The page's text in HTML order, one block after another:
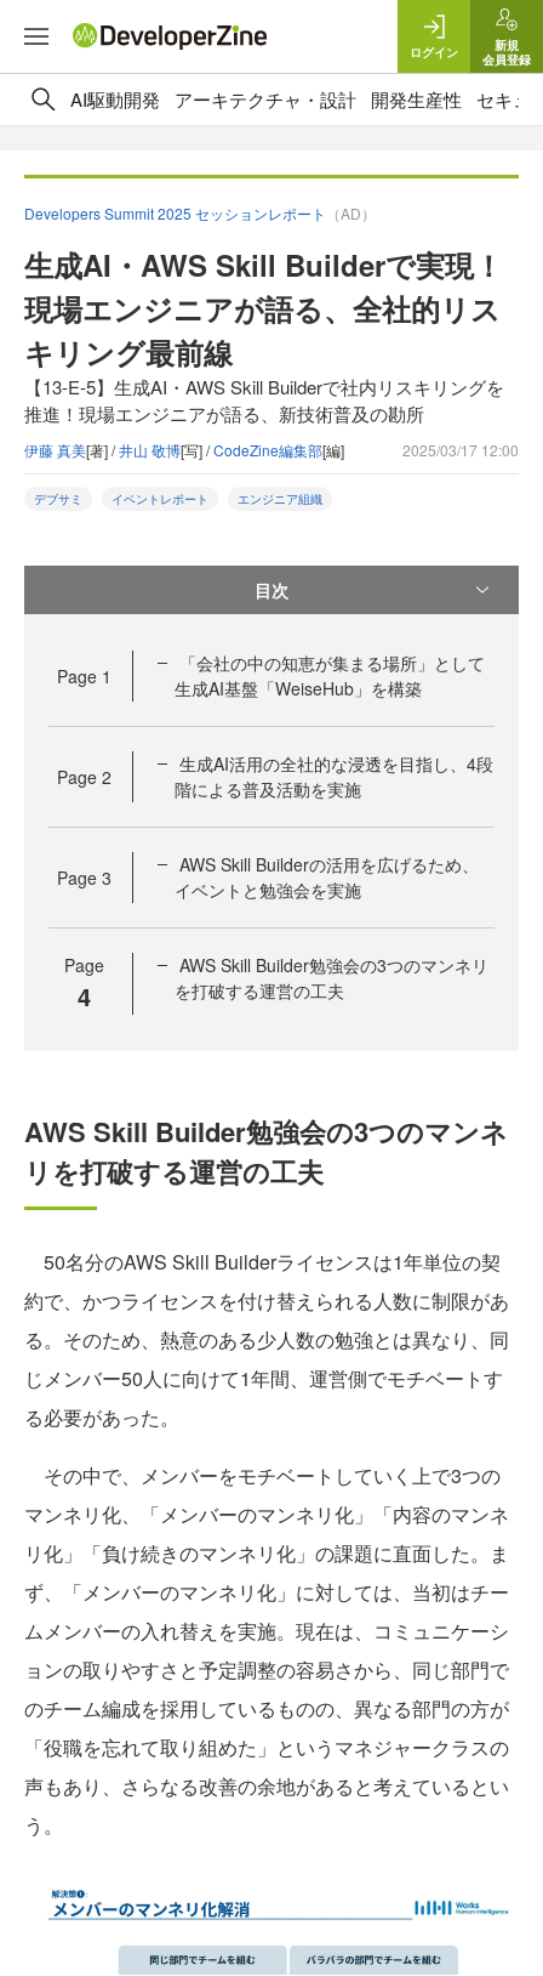
ログイン
新規
会員登録
AI駆動開発 アーキテクチャ・設計 開発生産性 セキュ
Developers Summit 2025 セッションレポート （AD）
生成AI・AWS Skill Builderで実現！
現場エンジニアが語る、全社的リス
キリング最前線
【13-E-5】生成AI・AWS Skill Builderで社内リスキリングを
推進！現場エンジニアが語る、新技術普及の勘所
伊藤 真美[著] /井山 敬博[写] /CodeZine編集部[編] 2025/03/17 12:00
デブサミ イベントレポート エンジニア組織
目次
Page 1
「会社の中の知恵が集まる場所」として
生成AI基盤「WeiseHub」を構築
Page 2
生成AI活用の全社的な浸透を目指し、4段
階による普及活動を実施
Page 3
AWS Skill Builderの活用を広げるため、
イベントと勉強会を実施
Page
4
AWS Skill Builder勉強会の3つのマンネリ
を打破する運営の工夫
AWS Skill Builder勉強会の3つのマンネ
リを打破する運営の工夫
50名分のAWS Skill Builderライセンスは1年単位の契
約で、かつライセンスを付け替えられる人数に制限があ
る。そのため、熱意のある少人数の勉強とは異なり、同
じメンバー50人に向けて1年間、運営側でモチベートす
る必要があった。
その中で、メンバーをモチベートしていく上で3つの
マンネリ化、「メンバーのマンネリ化」「内容のマンネ
リ化」「負け続きのマンネリ化」の課題に直面した。ま
ず、「メンバーのマンネリ化」に対しては、当初はチー
ムメンバーの入れ替えを実施。現在は、コミュニケーシ
ョンの取りやすさと予定調整の容易さから、同じ部門で
のチーム編成を採用しているものの、異なる部門の方が
「役職を忘れて取り組めた」というマネジャークラスの
声もあり、さらなる改善の余地があると考えているとい
う。